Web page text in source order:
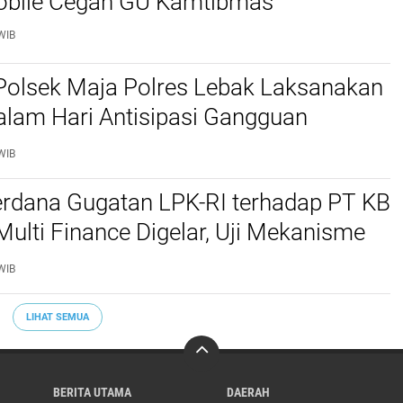
Maja Polres Lebak Laksanakan
Hari Antisipasi Gangguan
Gugatan LPK-RI terhadap PT KB
Finance Digelar, Uji Mekanisme
Jadi Sorotan
LIHAT SEMUA
BERITA UTAMA DAERAH